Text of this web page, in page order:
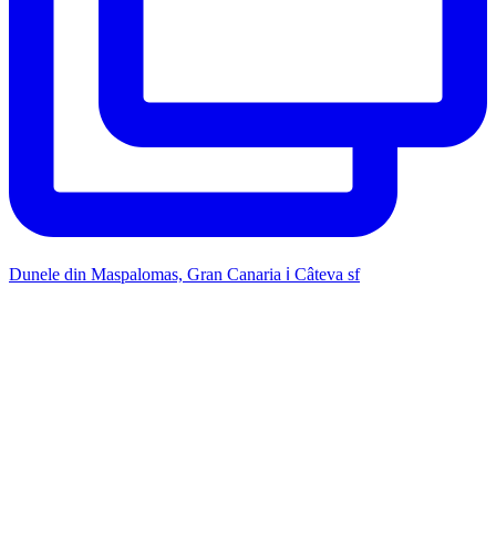
Dunele din Maspalomas, Gran Canaria ℹ️ Câteva sf